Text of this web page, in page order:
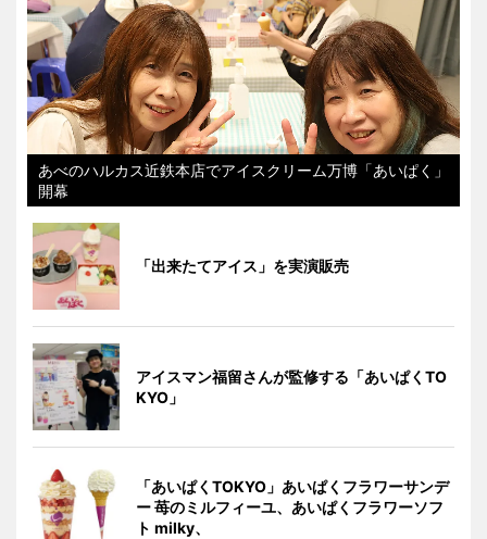
あべのハルカス近鉄本店でアイスクリーム万博「あいぱく」
開幕
「出来たてアイス」を実演販売
アイスマン福留さんが監修する「あいぱくTO
KYO」
「あいぱくTOKYO」あいぱくフラワーサンデ
ー 苺のミルフィーユ、あいぱくフラワーソフ
ト milky、